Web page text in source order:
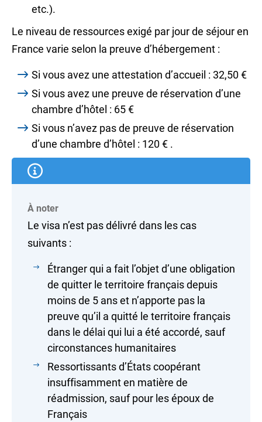
etc.).
Le niveau de ressources exigé par jour de séjour en
France varie selon la preuve d’hébergement :
Si vous avez une attestation d’accueil : 32,50 €
Si vous avez une preuve de réservation d’une
chambre d’hôtel : 65 €
Si vous n’avez pas de preuve de réservation
d’une chambre d’hôtel : 120 € .
À noter
Le visa n’est pas délivré dans les cas
suivants :
Étranger qui a fait l’objet d’une obligation
de quitter le territoire français depuis
moins de 5 ans et n’apporte pas la
preuve qu’il a quitté le territoire français
dans le délai qui lui a été accordé, sauf
circonstances humanitaires
Ressortissants d’États coopérant
insuffisamment en matière de
réadmission, sauf pour les époux de
Français